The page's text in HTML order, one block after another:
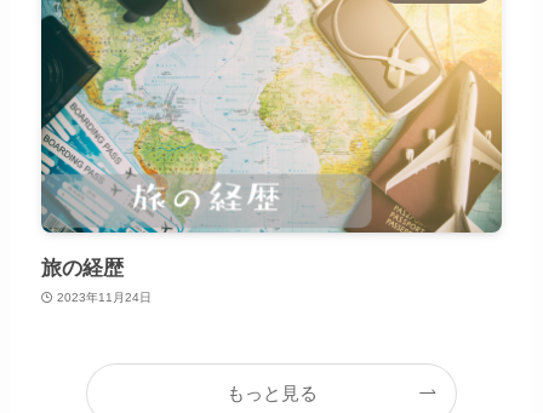
旅の経歴
2023年11月24日
もっと見る